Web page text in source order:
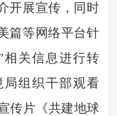
开展宣传，同时
篇等网络平台针
相关信息进行转
组织干部观看
传片《共建地球